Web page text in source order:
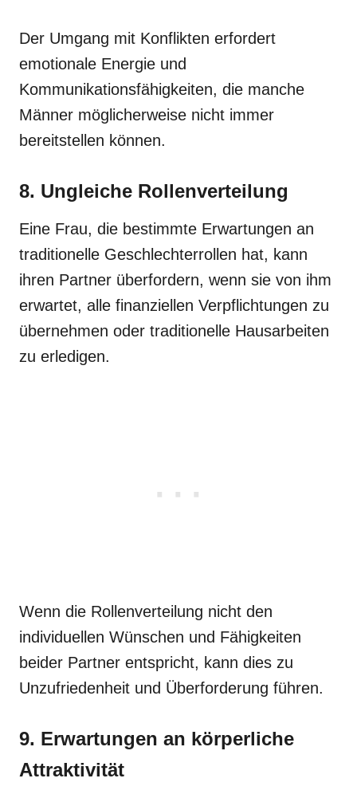
Der Umgang mit Konflikten erfordert
emotionale Energie und
Kommunikationsfähigkeiten, die manche
Männer möglicherweise nicht immer
bereitstellen können.
8. Ungleiche Rollenverteilung
Eine Frau, die bestimmte Erwartungen an
traditionelle Geschlechterrollen hat, kann
ihren Partner überfordern, wenn sie von ihm
erwartet, alle finanziellen Verpflichtungen zu
übernehmen oder traditionelle Hausarbeiten
zu erledigen.
Wenn die Rollenverteilung nicht den
individuellen Wünschen und Fähigkeiten
beider Partner entspricht, kann dies zu
Unzufriedenheit und Überforderung führen.
9. Erwartungen an körperliche
Attraktivität